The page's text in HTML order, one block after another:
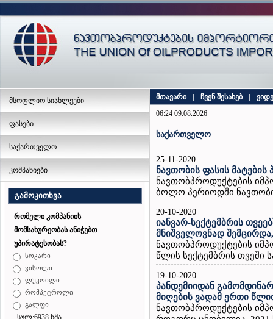
მსოფლიო სიახლეები
ფასები
საქართველო
კომპანიები
გამოკითხვა
რომელი კომპანიის
მომსახურეობას ანიჭებთ
უპირატესობას?
სოკარი
ვისოლი
ლუკოილი
რომპეტროლი
გალფი
სულ:6938 ხმა
მთავარი ჩვენ შესახებ
06:24 09.08.2026
საქართველო
25-11-2020
ნავთობის ფასის
ნავთობპროდუქტების
ბოლო პერიოდში
20-10-2020
იანვარ-სექტემბრის
მნიშველოვნად
ნავთობპროდუქტების
წლის სექტემბრის თვეში
19-10-2020
პანდემიიდან
მიღების ვადამ ერთი
ნავთობპროდუქტების